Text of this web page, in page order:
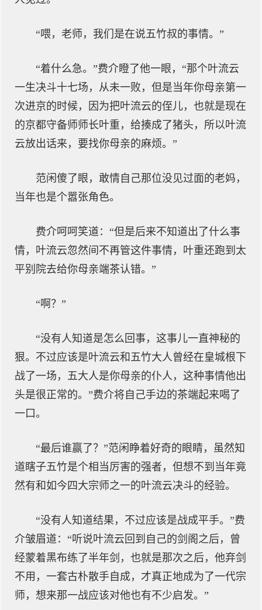
“喂，老师，我们是在说五竹叔的事情。”
“着什么急。”费介瞪了他一眼，“那个叶流云
一生决斗十七场，从未一败，但是当年你母亲第一
次进京的时候，因为把叶流云的侄儿，也就是现在
的京都守备师师长叶重，给揍成了猪头，所以叶流
云放出话来，要找你母亲的麻烦。”
范闲傻了眼，敢情自己那位没见过面的老妈，
当年也是个嚣张角色。
费介呵呵笑道：“但是后来不知道出了什么事
情，叶流云忽然间不再管这件事情，叶重还跑到太
平别院去给你母亲端茶认错。”
“啊？”
“没有人知道是怎么回事，这事儿一直神秘的
狠。不过应该是叶流云和五竹大人曾经在皇城根下
战了一场，五大人是你母亲的仆人，这种事情他出
头是很正常的。”费介将自己手边的茶端起来喝了
一口。
“最后谁赢了？”范闲睁着好奇的眼睛，虽然知
道瞎子五竹是个相当厉害的强者，但想不到当年竟
然有和如今四大宗师之一的叶流云决斗的经验。
“没有人知道结果，不过应该是战成平手。”费
介皱眉道：“听说叶流云回到自己的剑阁之后，曾
经蒙着黑布练了半年剑，也就是那次之后，他弃剑
不用，一套古朴散手自成，才真正地成为了一代宗
师，想来那一战应该对他也有不少启发。”